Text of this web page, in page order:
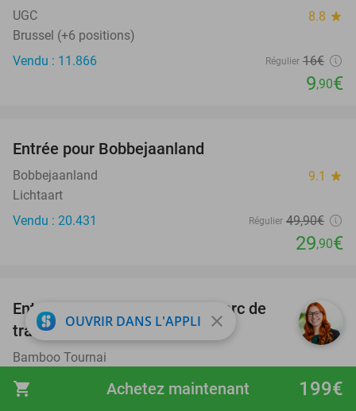
shopping_cart 199€
Achetez maintenant
UGC 8.8 star
Brussel (+6 positions)
Vendu : 11.866
Régulier 16€
9,90€
Entrée pour Bobbejaanland
Bobbejaanland 9.1 star
Lichtaart
Vendu : 20.431
Régulier 49,90€
29,90€
21%
Entrée pour 1 ou 2h dans un parc de
trampolines à Tournai
Bamboo Tournai
Vendu : 35
OUVRIR DANS L'APPLI close